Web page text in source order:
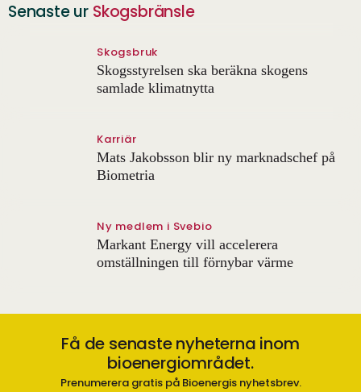
Senaste ur Skogsbränsle
Skogsbruk
Skogsstyrelsen ska beräkna skogens
samlade klimatnytta
Karriär
Mats Jakobsson blir ny marknadschef på
Biometria
Ny medlem i Svebio
Markant Energy vill accelerera
omställningen till förnybar värme
Få de senaste nyheterna inom
bioenergiområdet.
Prenumerera gratis på Bioenergis nyhetsbrev.